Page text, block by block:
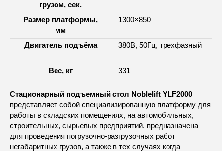
грузом, сек.
Размер платформы,
мм
1300×850
Двигатель подъёма 380В, 50Гц, трехфазный
Вес, кг 331
Стационарный подъемный стол Noblelift YLF2000
представляет собой специализированную платформу для
работы в складских помещениях, на автомобильных,
строительных, сырьевых предприятий. предназначена
для проведения погрузочно-разгрузочных работ
негабаритных грузов, а также в тех случаях когда